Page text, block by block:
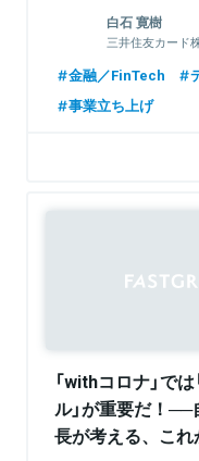
白石 寛樹
三井住友カード
名古屋大学大学院で分
三井住友カード入社。
後、セキュリティ管理
ケティング領域の強化
ンを全面に打ち出して
金融／FinTech
事業立ち上げ
「withコロナ」で
ル」が重要だ！──
長が考える、こ